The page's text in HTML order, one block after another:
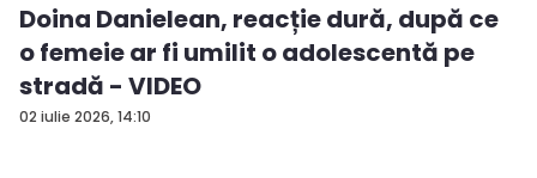
02 iulie 2026, 14:10
Doina Danielean, reacție dură, după ce
o femeie ar fi umilit o adolescentă pe
stradă - VIDEO